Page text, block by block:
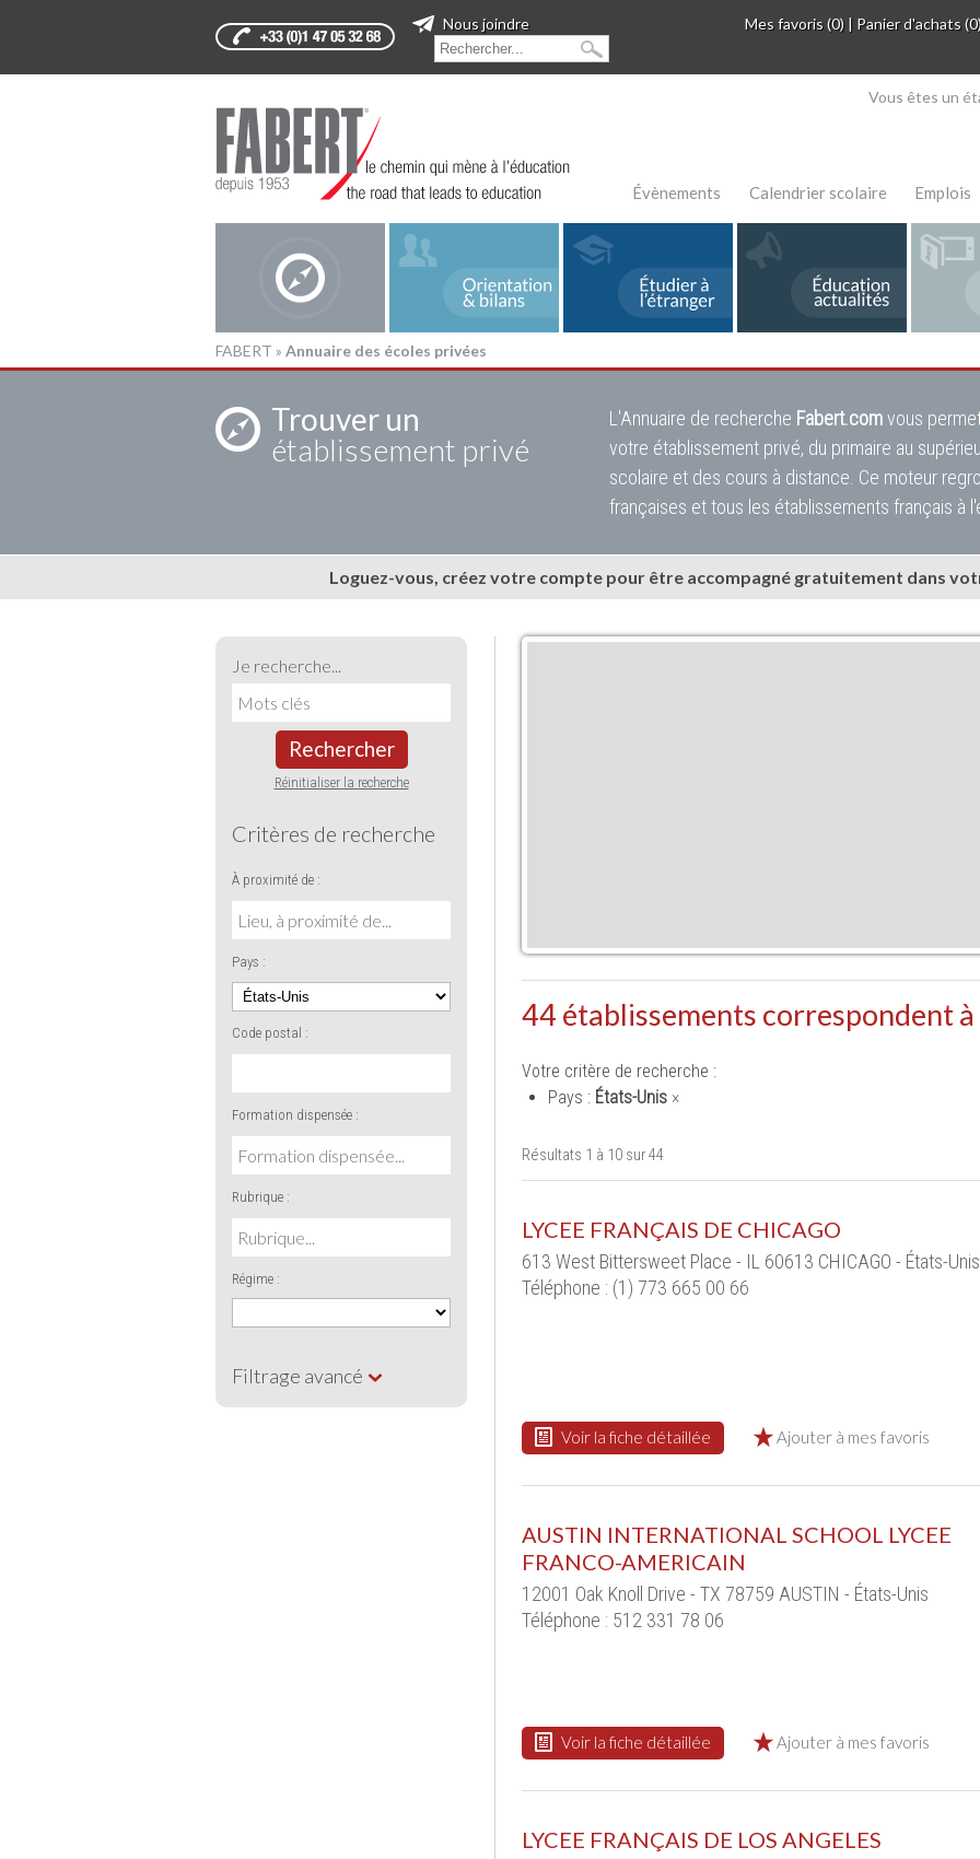
Mes favoris (0) | Panier d'achats
Nous joindre
Vous êtes un
Évènements Calendrier scolaire Emplois
FABERT » Annuaire des écoles privées
Trouver un
établissement privé
L'Annuaire de recherche Fabert.comvous
votre établissement privé, du primaire au
scolaire et des cours à distance. Ce moteur
françaises et tous les établissements français à
Loguez-vous, créez votre compte pour être accompagné gratuitement dans
Je recherche...
Rechercher
Réinitialiser la recherche
Critères de recherche
À proximité de :
Pays :
Code postal :
Formation dispensée :
Rubrique :
Régime :
Filtrage avancé
44 établissements correspondent
Votre critère de recherche :
Pays : États-Unis ×
Résultats 1 à 10 sur 44
LYCEE FRANÇAIS DE CHICAGO
613 West Bittersweet Place - IL 60613 CHICAGO - États-Unis
Téléphone : (1) 773 665 00 66
Voir la fiche détaillée Ajouter à mes favoris
AUSTIN INTERNATIONAL SCHOOL LYCEE
FRANCO-AMERICAIN
12001 Oak Knoll Drive - TX 78759 AUSTIN - États-Unis
Téléphone : 512 331 78 06
Voir la fiche détaillée Ajouter à mes favoris
LYCEE FRANÇAIS DE LOS ANGELES